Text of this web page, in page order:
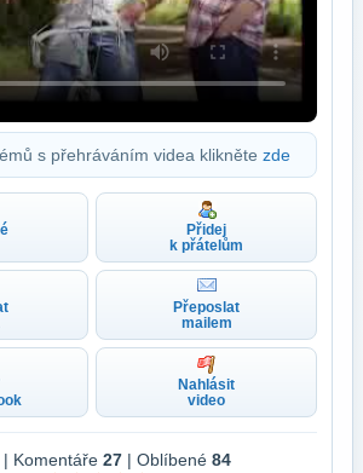
s přehráváním videa klikněte zde
Přidej
k přátelům
Přeposlat
mailem
Nahlásit
video
| Komentáře 27 | Oblíbené 84